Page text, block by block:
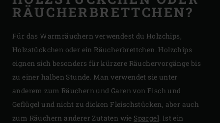
RÄUCHERBRETTCHEN?
Für das Warmräuchern verwendest du Holzchips,
Holzstückchen oder ein Räucherbrettchen. Holzchips
eignen sich besonders für kürzere Räuchervorgänge bis
zu einer halben Stunde. Man verwendet sie unter
anderem zum Räuchern und Garen von Fisch und
Geflügel und nicht zu dicken Fleischstücken, aber auch
zum Räuchern anderer Zutaten wie Spargel. Ist ein